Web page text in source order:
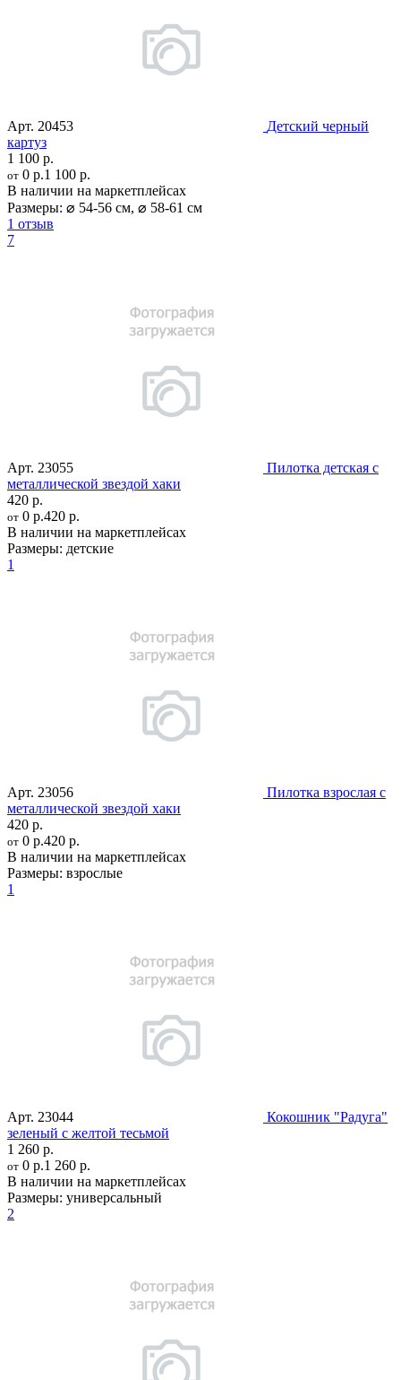
Арт. 20453
Детский черный
картуз
1 100 р.
от 0 р.1 100 р.
В наличии на маркетплейсах
Размеры: ⌀ 54-56 см, ⌀ 58-61 см
1 отзыв
7
Арт. 23055
Пилотка детская с
металлической звездой хаки
420 р.
от 0 р.420 р.
В наличии на маркетплейсах
Размеры: детские
1
Арт. 23056
Пилотка взрослая с
металлической звездой хаки
420 р.
от 0 р.420 р.
В наличии на маркетплейсах
Размеры: взрослые
1
Арт. 23044
Кокошник "Радуга"
зеленый с желтой тесьмой
1 260 р.
от 0 р.1 260 р.
В наличии на маркетплейсах
Размеры: универсальный
2